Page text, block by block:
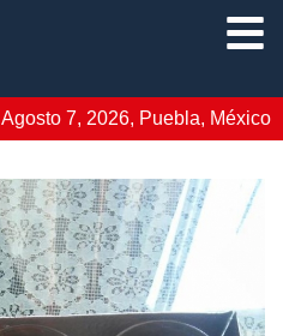
Agosto 7, 2026, Puebla, México